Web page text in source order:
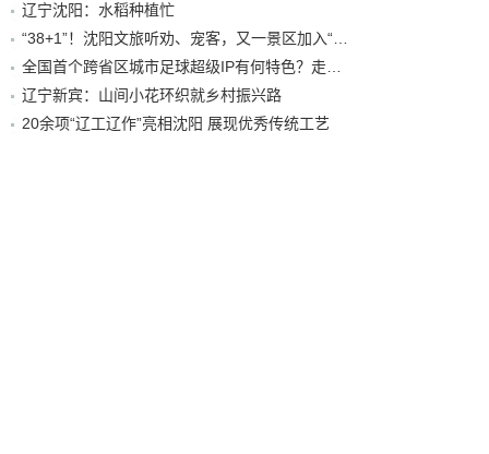
辽宁沈阳：水稻种植忙
辽宁新宾：山间小花环织就乡村振兴路
20余项“辽工辽作”亮相沈阳 展现优秀传统工艺